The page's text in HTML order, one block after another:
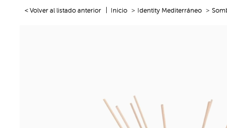
< Volver al listado anterior Inicio Identity Mediterráneo